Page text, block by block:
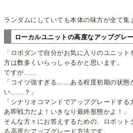
ランダムにしていても本体の味方が全て集
ローカルユニットの高度なアップグレ
「ロボダンで自分がお気に入りのユニッ
方は数多くいらっしゃるかと思います。
ですが……
「コイツ強すぎる……ある程度初期の状態
い……？」
「シナリオコマンドでアップグレードす
あ即戦力だよ！いきなり最終形態かよ！」
そんな方々にお答えするための、ロボット
る高度なアップグレード方法です。